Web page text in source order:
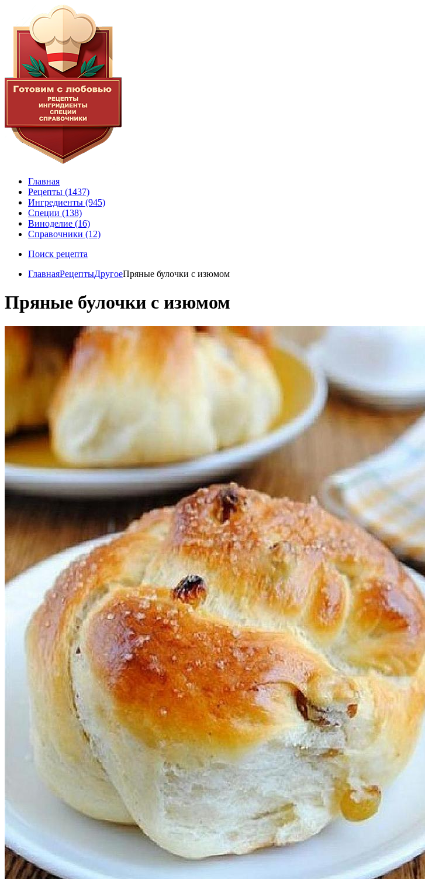
Главная
Рецепты (1437)
Ингредиенты (945)
Специи (138)
Виноделие (16)
Справочники (12)
Поиск рецепта
ГлавнаяРецептыДругоеПряные булочки с изюмом
Пряные булочки с изюмом